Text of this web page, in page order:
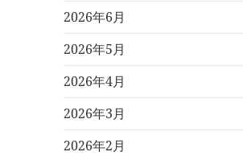
2026年6月
2026年5月
2026年4月
2026年3月
2026年2月